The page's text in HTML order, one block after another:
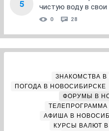
5
чистую воду в
0 28
ЗНАКОМСТВА
ПОГОДА В НОВОСИБИРСКЕ
ФОРУМЫ В
АФИША В
КУРСЫ ВАЛЮТ